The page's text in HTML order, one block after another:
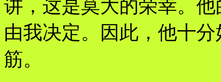
讲，这是莫大的荣幸。
由我决定。因此，他十
筋。